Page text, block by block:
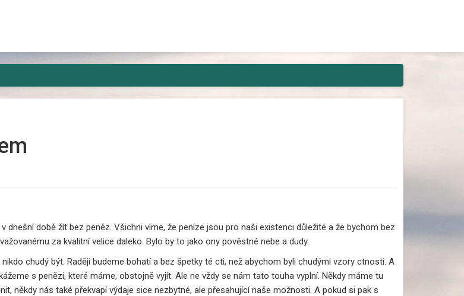
dnešní době žít bez peněz. Všichni víme, že peníze jsou pro naši existenci důležité a že bychom bez
za kvalitní velice daleko. Bylo by to jako ony pověstné nebe a dudy.
chudý být. Raději budeme bohatí a bez špetky té cti, než abychom byli chudými vzory ctnosti. A
s penězi, které máme, obstojně vyjít. Ale ne vždy se nám tato touha vyplní. Někdy máme tu
někdy nás také překvapí výdaje sice nezbytné, ale přesahující naše možnosti. A pokud si pak s